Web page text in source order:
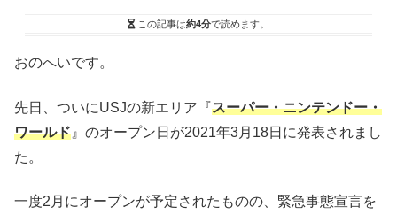
この記事は約4分で読めます。
おのへいです。
先日、ついにUSJの新エリア『スーパー・ニンテンドー・
ワールド 』のオープン日が2021年3月18日に発表されまし
た。
一度2月にオープンが予定されたものの、緊急事態宣言を